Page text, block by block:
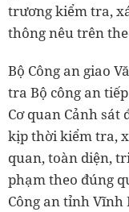
trương kiểm tra,
thông nêu trên
Bộ Công an giao
tra Bộ công an
Cơ quan Cảnh
kịp thời kiểm tra,
quan, toàn diện,
phạm theo đúng
Công an tỉnh